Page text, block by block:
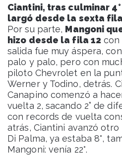
Ciantini, tras culminar
largó desde la sexta fila
Por su parte, Mangoni
hizo desde la fila 12 con
salida fue muy áspera,
palo y palo, pero con
piloto Chevrolet en la
Werner y Todino, detrás.
Canapino comenzó a
vuelta 2, sacando 2” de
con records de vuelta
atrás, Ciantini avanzó
Di Palma, ya estaba 8°,
Mangoni: venía 22°.